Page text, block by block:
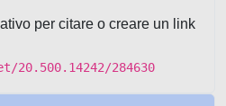
per citare o creare un link
284630